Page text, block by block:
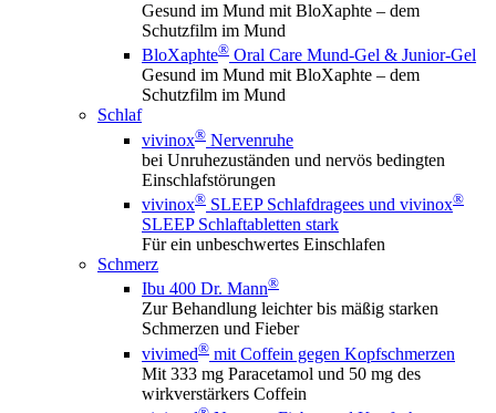
Gesund im Mund mit BloXaphte – dem
Schutzfilm im Mund
BloXaphte® Oral Care Mund-Gel & Junior-Gel
Gesund im Mund mit BloXaphte – dem
Schutzfilm im Mund
Schlaf
vivinox® Nervenruhe
bei Unruhezuständen und nervös bedingten
Einschlafstörungen
vivinox® SLEEP Schlafdragees und vivinox®
SLEEP Schlaftabletten stark
Für ein unbeschwertes Einschlafen
Schmerz
Ibu 400 Dr. Mann®
Zur Behandlung leichter bis mäßig starken
Schmerzen und Fieber
vivimed® mit Coffein gegen Kopfschmerzen
Mit 333 mg Paracetamol und 50 mg des
wirkverstärkers Coffein